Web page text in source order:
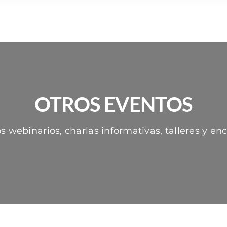
OTROS EVENTOS
webinarios, charlas informativas, talleres y